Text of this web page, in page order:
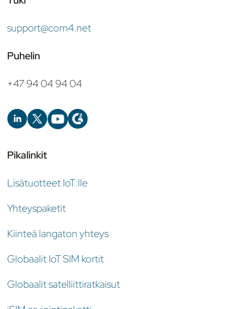
support@com4.net
Puhelin
+47 94 04 94 04
Pikalinkit
Lisätuotteet IoT:lle
Yhteyspaketit
Kiinteä langaton yhteys
Globaalit IoT SIM kortit
Globaalit satelliittiratkaisut